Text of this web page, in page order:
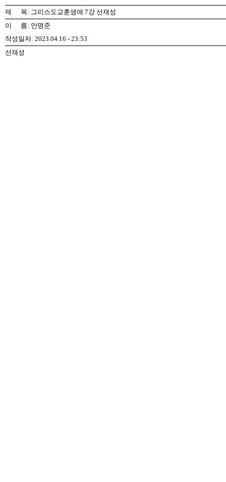
제 목: 그리스도교훈생애 7강 선재성
이 름: 안명준
작성일자: 2023.04.16 - 23:53
선재성